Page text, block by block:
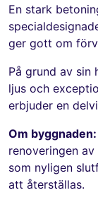
En stark
ger gott om
På grund av sin
ljus och
erbjuder en
Om byggnaden:
renoveringen
som nyligen
att återställas.